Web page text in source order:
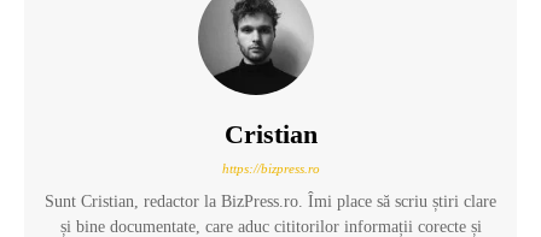
Cristian
https://bizpress.ro
Sunt Cristian, redactor la BizPress.ro. Îmi place să scriu știri clare
și bine documentate, care aduc cititorilor informații corecte și